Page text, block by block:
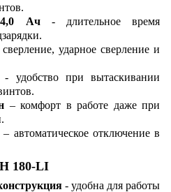
Ач- длительное время
ударное сверление и
- удобство при вытаскивании
– комфорт в работе даже при
– автоматическое отключение в
180-LI
- удобна для работы